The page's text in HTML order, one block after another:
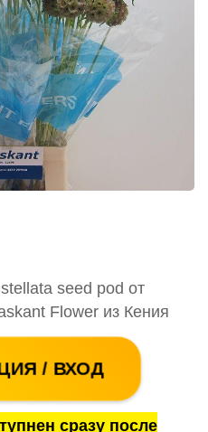
seed pod от
Flower из Кения
/ ВХОД
сразу после